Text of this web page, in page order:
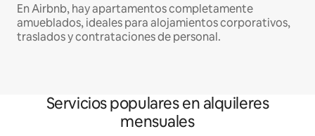
En Airbnb, hay apartamentos completamente
amueblados, ideales para alojamientos corporativos,
traslados y contrataciones de personal.
Servicios populares en alquileres
mensuales